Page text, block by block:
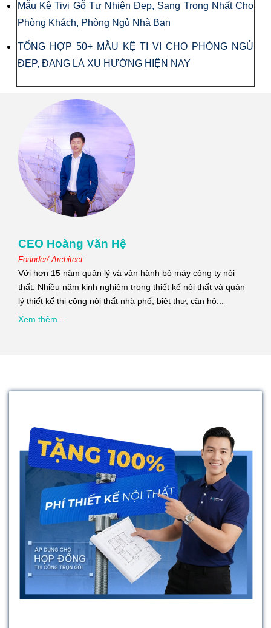
Mẫu Kệ Tivi Gỗ Tự Nhiên Đẹp, Sang Trọng Nhất Cho
Phòng Khách, Phòng Ngủ Nhà Bạn
TỔNG HỢP 50+ MẪU KỆ TI VI CHO PHÒNG NGỦ
ĐẸP, ĐANG LÀ XU HƯỚNG HIỆN NAY
CEO Hoàng Văn Hệ
Founder/ Architect
Với hơn 15 năm quản lý và vận hành bộ máy công ty nội
thất. Nhiều năm kinh nghiệm trong thiết kế nội thất và quản
lý thiết kế thi công nội thất nhà phố, biệt thự, căn hộ...
Xem thêm...